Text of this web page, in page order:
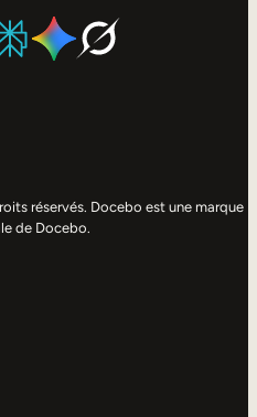
réservés. Docebo est une marque
de Docebo.